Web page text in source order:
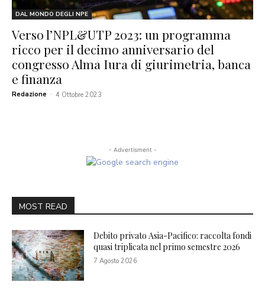
DAL MONDO DEGLI NPE
Verso l’NPL&UTP 2023: un programma
ricco per il decimo anniversario del
congresso Alma Iura di giurimetria, banca
e finanza
Redazione - 4 Ottobre 2023
- Advertisment -
MOST READ
Debito privato Asia-Pacifico: raccolta fondi
quasi triplicata nel primo semestre 2026
7 Agosto 2026